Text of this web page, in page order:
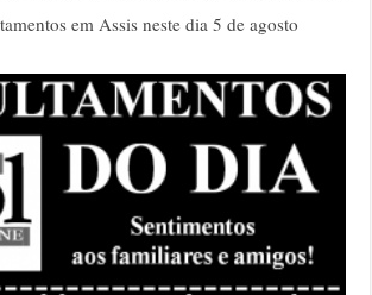
em Assis neste dia 5 de agosto